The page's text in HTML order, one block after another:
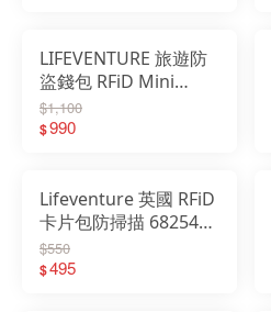
LIFEVENTURE 旅遊防
盜錢包 RFiD Mini
Travel Wallet 68761
68762 68763
$1,100
$990
Lifeventure 英國 RFiD
卡片包防掃描 68254
68711 68258 68252
68258
$550
$495